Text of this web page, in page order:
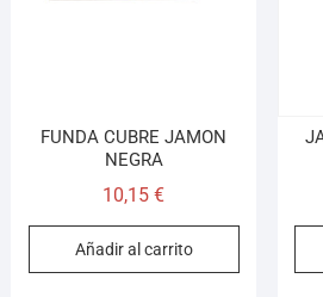
FUNDA CUBRE JAMON
NEGRA
10,15€
Añadir al carrito
Cuéntame qué necesitas y te ayudo
aunque no sepas el nombre exacto